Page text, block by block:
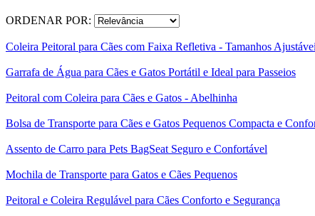
ORDENAR POR:
Coleira Peitoral para Cães com Faixa Refletiva - Tamanhos
Garrafa de Água para Cães e Gatos Portátil e Ideal para Passeios
Peitoral com Coleira para Cães e Gatos - Abelhinha
Bolsa de Transporte para Cães e Gatos Pequenos Compacta e
Assento de Carro para Pets BagSeat Seguro e Confortável
Mochila de Transporte para Gatos e Cães Pequenos
Peitoral e Coleira Regulável para Cães Conforto e Segurança